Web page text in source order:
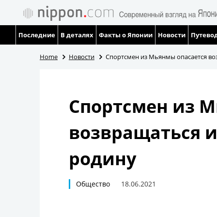
Последние В деталях Факты о Японии Новости
Home Новости Спортсмен из Мьянмы опасается
Спортсмен из
возвращаться
родину
Общество 18.06.2021